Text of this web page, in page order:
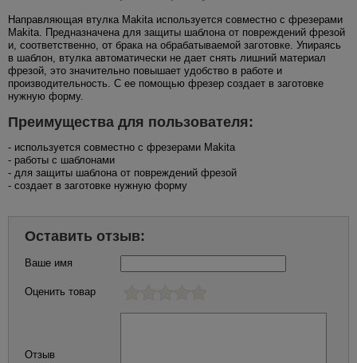
Направляющая втулка Makita используется совместно с фрезерами
Makita. Предназначена для защиты шаблона от повреждений фрезой
и, соответственно, от брака на обрабатываемой заготовке. Упираясь
в шаблон, втулка автоматически не дает снять лишний материал
фрезой, это значительно повышает удобство в работе и
производительность. С ее помощью фрезер создает в заготовке
нужную форму.
Преимущества для пользователя:
- используется совместно с фрезерами Makita
- работы с шаблонами
- для защиты шаблона от повреждений фрезой
- создает в заготовке нужную форму
Оставить отзыв:
Ваше имя
Оценить товар
Отзыв